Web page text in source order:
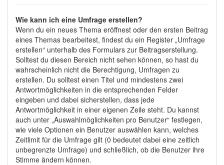
Wie kann ich eine Umfrage erstellen?
Wenn du ein neues Thema eröffnest oder den ersten Beitrag
eines Themas bearbeitest, findest du ein Register „Umfrage
erstellen“ unterhalb des Formulars zur Beitragserstellung.
Solltest du diesen Bereich nicht sehen können, so hast du
wahrscheinlich nicht die Berechtigung, Umfragen zu
erstellen. Du solltest einen Titel und mindestens zwei
Antwortmöglichkeiten in die entsprechenden Felder
eingeben und dabei sicherstellen, dass jede
Antwortmöglichkeit in einer eigenen Zeile steht. Du kannst
auch unter „Auswahlmöglichkeiten pro Benutzer“ festlegen,
wie viele Optionen ein Benutzer auswählen kann, welches
Zeitlimit für die Umfrage gilt (0 bedeutet dabei eine zeitlich
unbegrenzte Umfrage) und schließlich, ob die Benutzer ihre
Stimme ändern können.